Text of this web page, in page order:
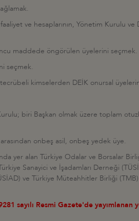
ve hesaplarının, Yönetim Kurulu
maddede öngörülen üyelerini seçmek.
seçmek.
kimselerden DEİK onursal
biri Başkan olmak üzere toplam
onbeş asil, onbeş yedek üye.
yer alan Türkiye Odalar ve Borsalar
Sanayici ve İşadamları Derneği
ve Türkiye Müteahhitler Birliği
sayılı Resmi Gazete'de